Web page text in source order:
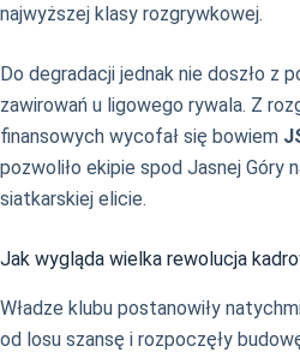
najwyższej klasy rozgrywkowej.
Do degradacji jednak nie doszło z
zawirowań u ligowego rywala. Z
finansowych wycofał się bowiem
pozwoliło ekipie spod Jasnej Góry
siatkarskiej elicie.
Jak wygląda wielka rewolucja
Władze klubu postanowiły
od losu szansę i rozpoczęły